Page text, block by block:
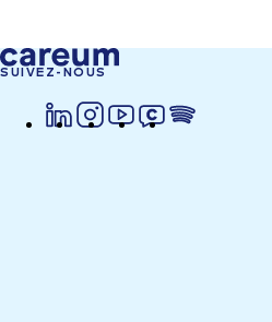
SUIVEZ-NOUS